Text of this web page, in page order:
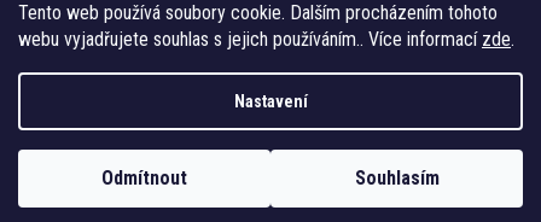
Tento web používá soubory cookie. Dalším procházením tohoto
webu vyjadřujete souhlas s jejich používáním.. Více informací zde.
Nastavení
Odmítnout Souhlasím
Hangareshop.cz. Všechna práva vyhrazena.